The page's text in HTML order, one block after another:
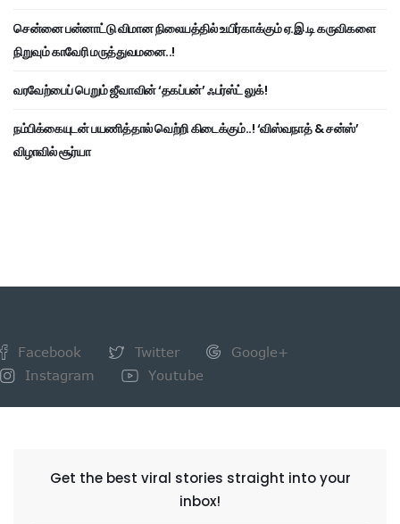
சென்னை பன்னாட்டு விமான நிலையத்தில் உயிர்காக்கும் ஏ.இ.டி கருவிகளை
நிறுவும் காவேரி மருத்துவமனை..!
வரவேற்பைப் பெறும் ஜீவாவின் ‘தகப்பன்’ ஃபர்ஸ்ட் லுக்!
நம்பிக்கையுடன் பயணித்தால் வெற்றி கிடைக்கும்..! ‘விஸ்வநாத் & சன்ஸ்’
விழாவில் சூர்யா
Facebook Twitter
Google+
Instagram
Youtube
Get the best viral stories straight into your
inbox!